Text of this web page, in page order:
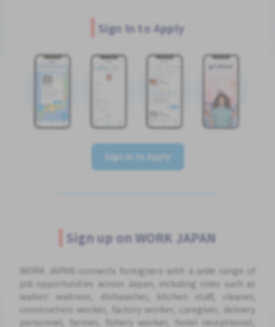
Sign In to Apply
Sign In to Apply
Sign up on WORK JAPAN
WORK JAPAN connects foreigners with a wide range of
job opportunities across Japan, including roles such as
waiter/ waitress, dishwasher, kitchen staff, cleaner,
construction worker, factory worker, caregiver, delivery
personnel, farmer, fishery worker, hotel receptionist,